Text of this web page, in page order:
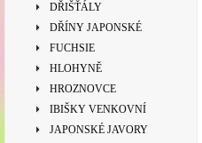
DŘIŠŤÁLY
DŘÍNY JAPONSKÉ
FUCHSIE
HLOHYNĚ
HROZNOVCE
IBIŠKY VENKOVNÍ
JAPONSKÉ JAVORY